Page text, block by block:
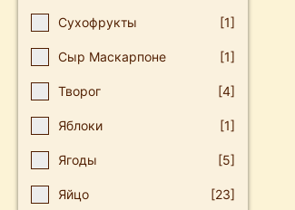
Сухофрукты [1]
Сыр Маскарпоне [1]
Творог [4]
Яблоки [1]
Ягоды [5]
Яйцо [23]